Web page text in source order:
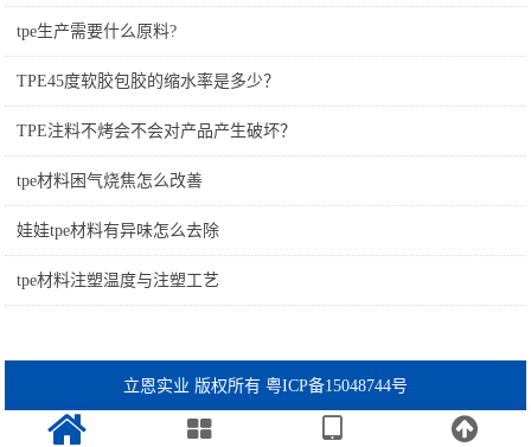
tpe生产需要什么原料?
TPE45度软胶包胶的缩水率是多少？
TPE注料不烤会不会对产品产生破坏？
tpe材料困气烧焦怎么改善
娃娃tpe材料有异味怎么去除
tpe材料注塑温度与注塑工艺
立恩实业 版权所有 粤ICP备15048744号